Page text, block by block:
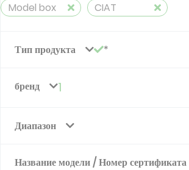
Model box CIAT
Тип продукта
бренд 1
Диапазон
Название модели / Номер сертификата